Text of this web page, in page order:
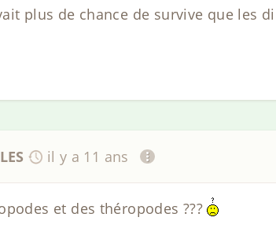
plus de chance de survive que les
il y a 11 ans
et des théropodes ???